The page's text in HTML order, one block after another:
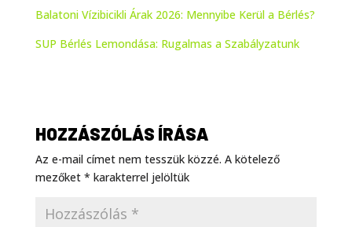
Balatoni Vízibicikli Árak 2026: Mennyibe Kerül a Bérlés?
SUP Bérlés Lemondása: Rugalmas a Szabályzatunk
HOZZÁSZÓLÁS ÍRÁSA
Az e-mail címet nem tesszük közzé. A kötelező
mezőket * karakterrel jelöltük